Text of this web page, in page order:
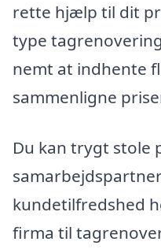
rette hjælp til dit
type
nemt at indhente
sammenligne
Du kan trygt stole
kundetilfredshed
firma til